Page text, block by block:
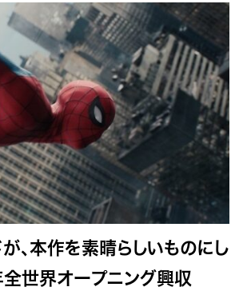
が、本作を素晴らしいものにし
全世界オープニング興収